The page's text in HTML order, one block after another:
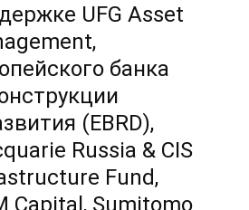
UFG Asset
банка
(EBRD),
Russia & CIS
Fund,